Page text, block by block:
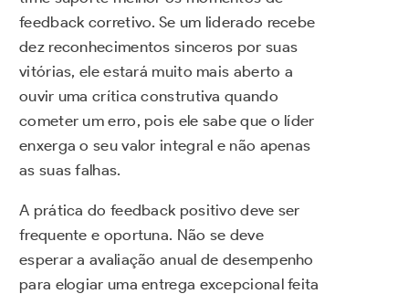
feedback corretivo. Se um liderado recebe
dez reconhecimentos sinceros por suas
vitórias, ele estará muito mais aberto a
ouvir uma crítica construtiva quando
cometer um erro, pois ele sabe que o líder
enxerga o seu valor integral e não apenas
as suas falhas.
A prática do feedback positivo deve ser
frequente e oportuna. Não se deve
esperar a avaliação anual de desempenho
para elogiar uma entrega excepcional feita